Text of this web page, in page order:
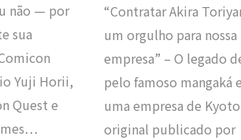
não — por
sua
Yuji Horii,
Quest e
“Contratar Akira
um orgulho para nossa
empresa” – O legado
pelo famoso mangaká
uma empresa de
original publicado por